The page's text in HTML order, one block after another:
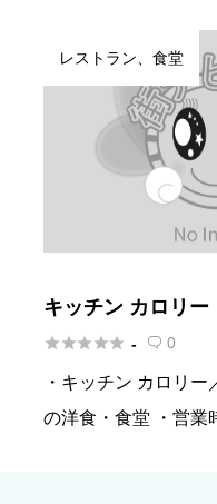
レストラン、食堂
キッチン カロリー
食堂
 -  0
・キッチン カロリ
の洋食・食堂 ・営業